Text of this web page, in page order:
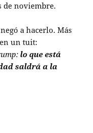
de noviembre.
a hacerlo. Más
un tuit:
lo que está
saldrá a la